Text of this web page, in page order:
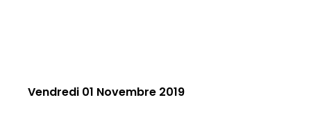
Vendredi 01 Novembre 2019